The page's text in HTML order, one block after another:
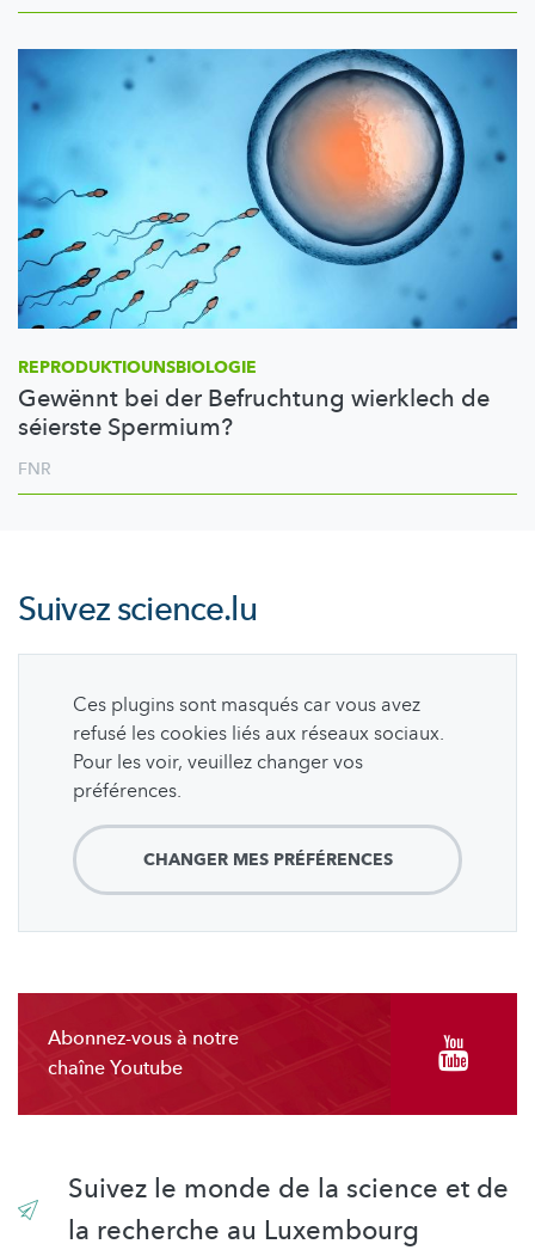
REPRODUKTIOUNSBIOLOGIE
Gewënnt bei der Befruchtung wierklech de
séierste Spermium?
FNR
Suivezscience.lu
Ces plugins sont masqués car vous avez
refusé les cookies liés aux réseaux sociaux.
Pour les voir, veuillez changer vos
préférences.
CHANGER MES PRÉFÉRENCES
Abonnez-vous à notre
chaîne Youtube
Suivez le monde de la science et de
la recherche au Luxembourg